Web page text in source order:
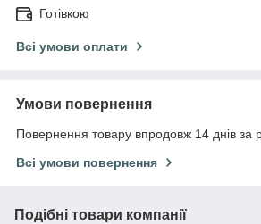
Готівкою
Всі умови оплати
Умови повернення
Повернення товару впродовж 14 днів за
Всі умови повернення
Подібні товари компанії